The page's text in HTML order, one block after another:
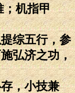
；机指甲
综五行，参
弘济之功，
，小技兼